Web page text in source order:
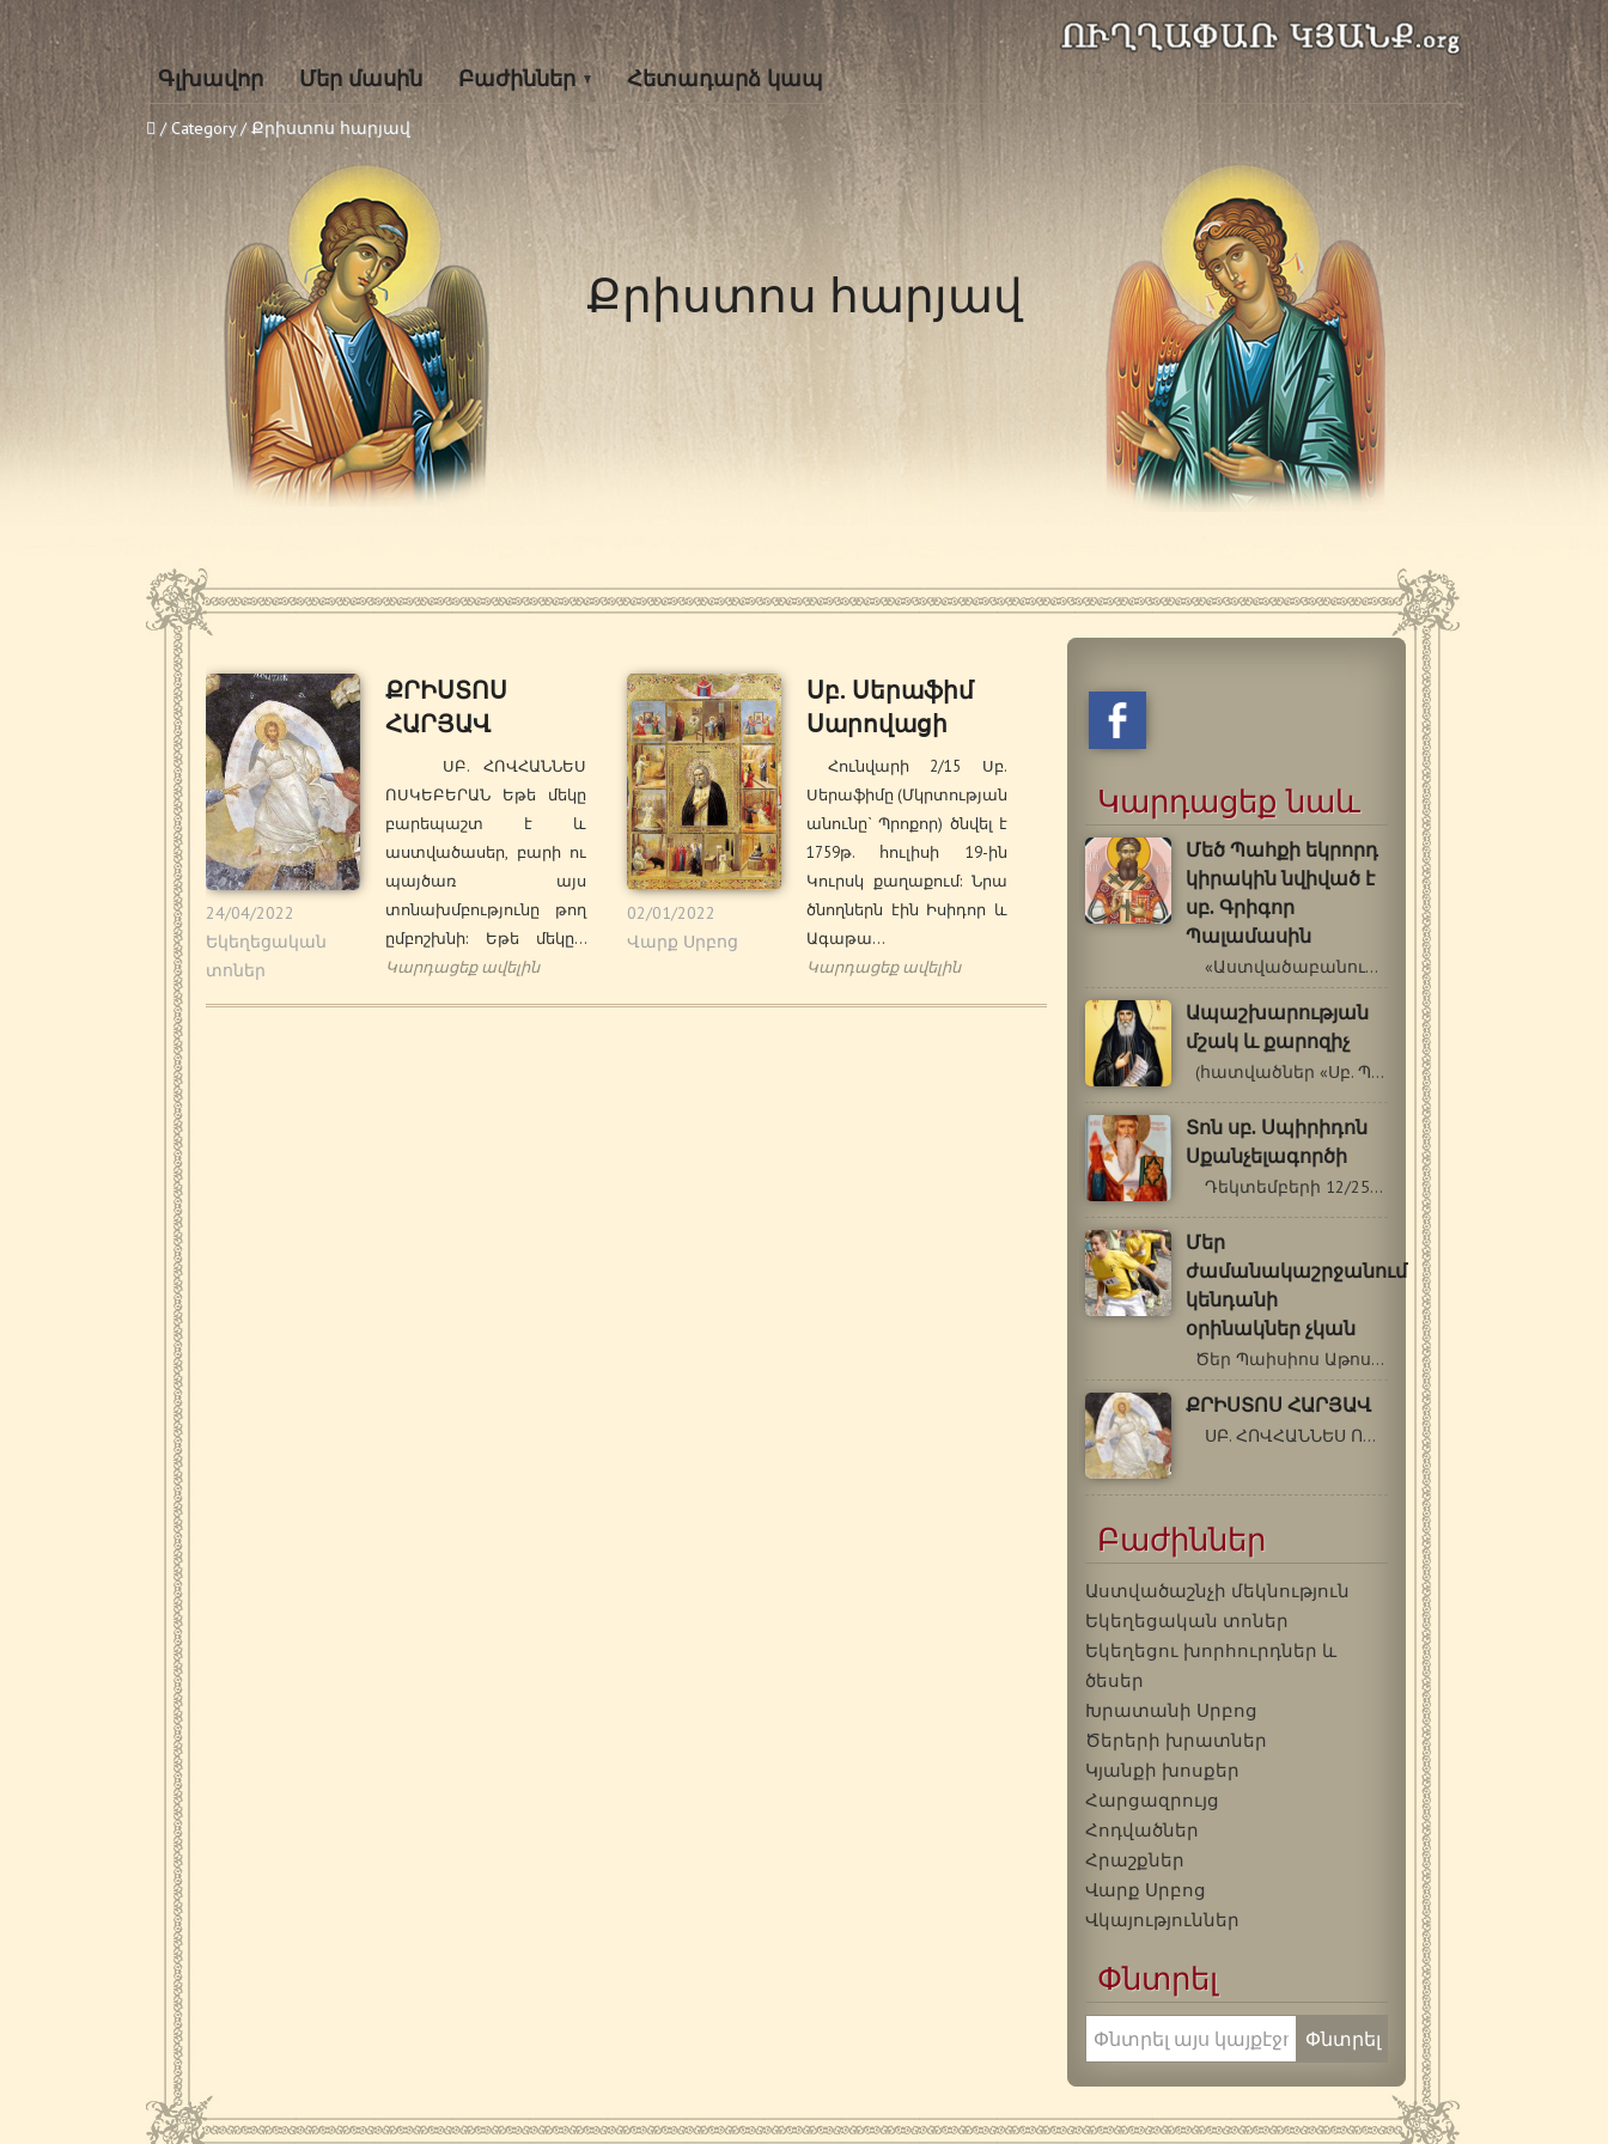
Գլխավոր Մեր մասին Բաժիններ Հետադարձ կապ
/ Category / Քրիստոս հարյավ
Քրիստոս հարյավ
24/04/2022
Եկեղեցական
տոներ
ՔՐԻՍՏՈՍ
ՀԱՐՅԱՎ
ՍԲ. ՀՈՎՀԱՆՆԵՍ
ՈՍԿԵԲԵՐԱՆ Եթե մեկը
բարեպաշտ է և
աստվածասեր, բարի ու
պայծառ այս
տոնախմբությունը թող
ըմբոշխնի: Եթե մեկը…
Կարդացեք ավելին
02/01/2022
Վարք Սրբոց
Սբ. Սերաֆիմ
Սարովացի
Հունվարի 2/15 Սբ.
Սերաֆիմը (Մկրտության
անունը` Պրոքոր) ծնվել է
1759թ. հուլիսի 19-ին
Կուրսկ քաղաքում: Նրա
ծնողներն էին Իսիդոր և
Ագաթա…
Կարդացեք ավելին
Կարդացեք նաև
Մեծ Պահքի եկրորդ
կիրակին նվիված է
սբ. Գրիգոր
Պալամասին
«Աստվածաբանությունն ամբողջանում…
Ապաշխարության
մշակ և քարոզիչ
(հատվածներ «Սբ. Պաիսիոս Աթոսացու…
Տոն սբ. Սպիրիդոն
Սքանչելագործի
Դեկտեմբերի 12/25 Տոն սբ. Սպիրիդոն…
Մեր
ժամանակաշրջանում
կենդանի
օրինակներ չկան
Ծեր Պաիսիոս Աթոսացի (1924-1994 թթ.)…
ՔՐԻՍՏՈՍ ՀԱՐՅԱՎ
ՍԲ. ՀՈՎՀԱՆՆԵՍ ՈՍԿԵԲԵՐԱՆ Եթե մեկը…
Բաժիններ
Աստվածաշնչի մեկնություն
Եկեղեցական տոներ
Եկեղեցու խորհուրդներ և
ծեսեր
Խրատանի Սրբոց
Ծերերի խրատներ
Կյանքի խոսքեր
Հարցազրույց
Հոդվածներ
Հրաշքներ
Վարք Սրբոց
Վկայություններ
Փնտրել